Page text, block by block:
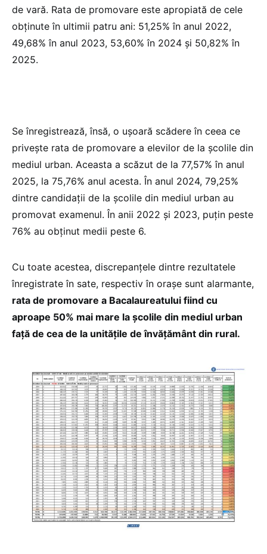
de vară. Rata de promovare este apropiată de cele
obținute în ultimii patru ani: 51,25% în anul 2022,
49,68% în anul 2023, 53,60% în 2024 și 50,82% în
2025.
Se înregistrează, însă, o ușoară scădere în ceea ce
privește rata de promovare a elevilor de la școlile din
mediul urban. Aceasta a scăzut de la 77,57% în anul
2025, la 75,76% anul acesta. În anul 2024, 79,25%
dintre candidații de la școlile din mediul urban au
promovat examenul. În anii 2022 și 2023, puțin peste
76% au obținut medii peste 6.
Cu toate acestea, discrepanțele dintre rezultatele
înregistrate în sate, respectiv în orașe sunt alarmante,
rata de promovare a Bacalaureatului fiind cu
aproape 50% mai mare la școlile din mediul urban
față de cea de la unitățile de învățământ din rural.